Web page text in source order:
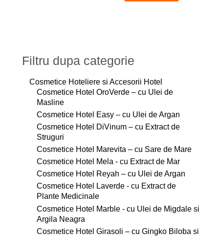
Filtru dupa categorie
Cosmetice Hoteliere si Accesorii Hotel
Cosmetice Hotel OroVerde – cu Ulei de
Masline
Cosmetice Hotel Easy – cu Ulei de Argan
Cosmetice Hotel DiVinum – cu Extract de
Struguri
Cosmetice Hotel Marevita – cu Sare de Mare
Cosmetice Hotel Mela - cu Extract de Mar
Cosmetice Hotel Reyah – cu Ulei de Argan
Cosmetice Hotel Laverde - cu Extract de
Plante Medicinale
Cosmetice Hotel Marble - cu Ulei de Migdale si
Argila Neagra
Cosmetice Hotel Girasoli – cu Gingko Biloba si